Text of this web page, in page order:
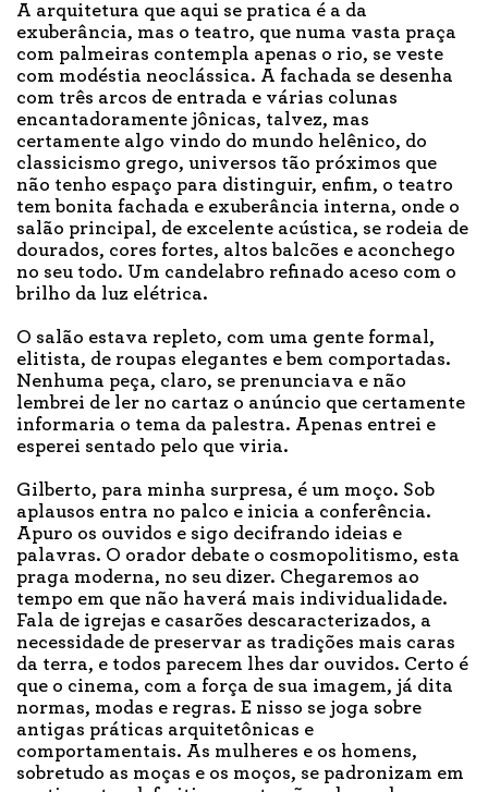
A arquitetura que aqui se pratica é a da
exuberância, mas o teatro, que numa vasta praça
com palmeiras contempla apenas o rio, se veste
com modéstia neoclássica. A fachada se desenha
com três arcos de entrada e várias colunas
encantadoramente jônicas, talvez, mas
certamente algo vindo do mundo helênico, do
classicismo grego, universos tão próximos que
não tenho espaço para distinguir, enfim, o teatro
tem bonita fachada e exuberância interna, onde o
salão principal, de excelente acústica, se rodeia de
dourados, cores fortes, altos balcões e aconchego
no seu todo. Um candelabro refinado aceso com o
brilho da luz elétrica.
O salão estava repleto, com uma gente formal,
elitista, de roupas elegantes e bem comportadas.
Nenhuma peça, claro, se prenunciava e não
lembrei de ler no cartaz o anúncio que certamente
informaria o tema da palestra. Apenas entrei e
esperei sentado pelo que viria.
Gilberto, para minha surpresa, é um moço. Sob
aplausos entra no palco e inicia a conferência.
Apuro os ouvidos e sigo decifrando ideias e
palavras. O orador debate o cosmopolitismo, esta
praga moderna, no seu dizer. Chegaremos ao
tempo em que não haverá mais individualidade.
Fala de igrejas e casarões descaracterizados, a
necessidade de preservar as tradições mais caras
da terra, e todos parecem lhes dar ouvidos. Certo é
que o cinema, com a força de sua imagem, já dita
normas, modas e regras. E nisso se joga sobre
antigas práticas arquitetônicas e
comportamentais. As mulheres e os homens,
sobretudo as moças e os moços, se padronizam em